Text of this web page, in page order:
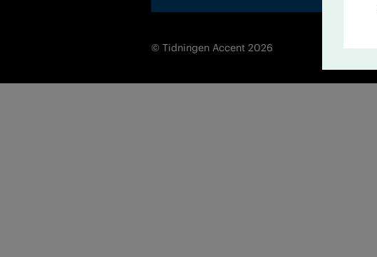
© Tidningen Accent 2026